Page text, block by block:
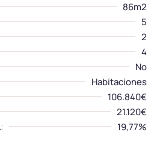
86m2
5
2
4
No
Habitaciones
106.840€
21.120€
19,77%